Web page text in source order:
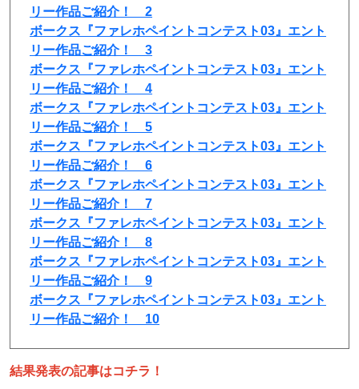
リー作品ご紹介！ 2
ボークス『ファレホペイントコンテスト03』エント
リー作品ご紹介！ 3
ボークス『ファレホペイントコンテスト03』エント
リー作品ご紹介！ 4
ボークス『ファレホペイントコンテスト03』エント
リー作品ご紹介！ 5
ボークス『ファレホペイントコンテスト03』エント
リー作品ご紹介！ 6
ボークス『ファレホペイントコンテスト03』エント
リー作品ご紹介！ 7
ボークス『ファレホペイントコンテスト03』エント
リー作品ご紹介！ 8
ボークス『ファレホペイントコンテスト03』エント
リー作品ご紹介！ 9
ボークス『ファレホペイントコンテスト03』エント
リー作品ご紹介！ 10
結果発表の記事はコチラ！